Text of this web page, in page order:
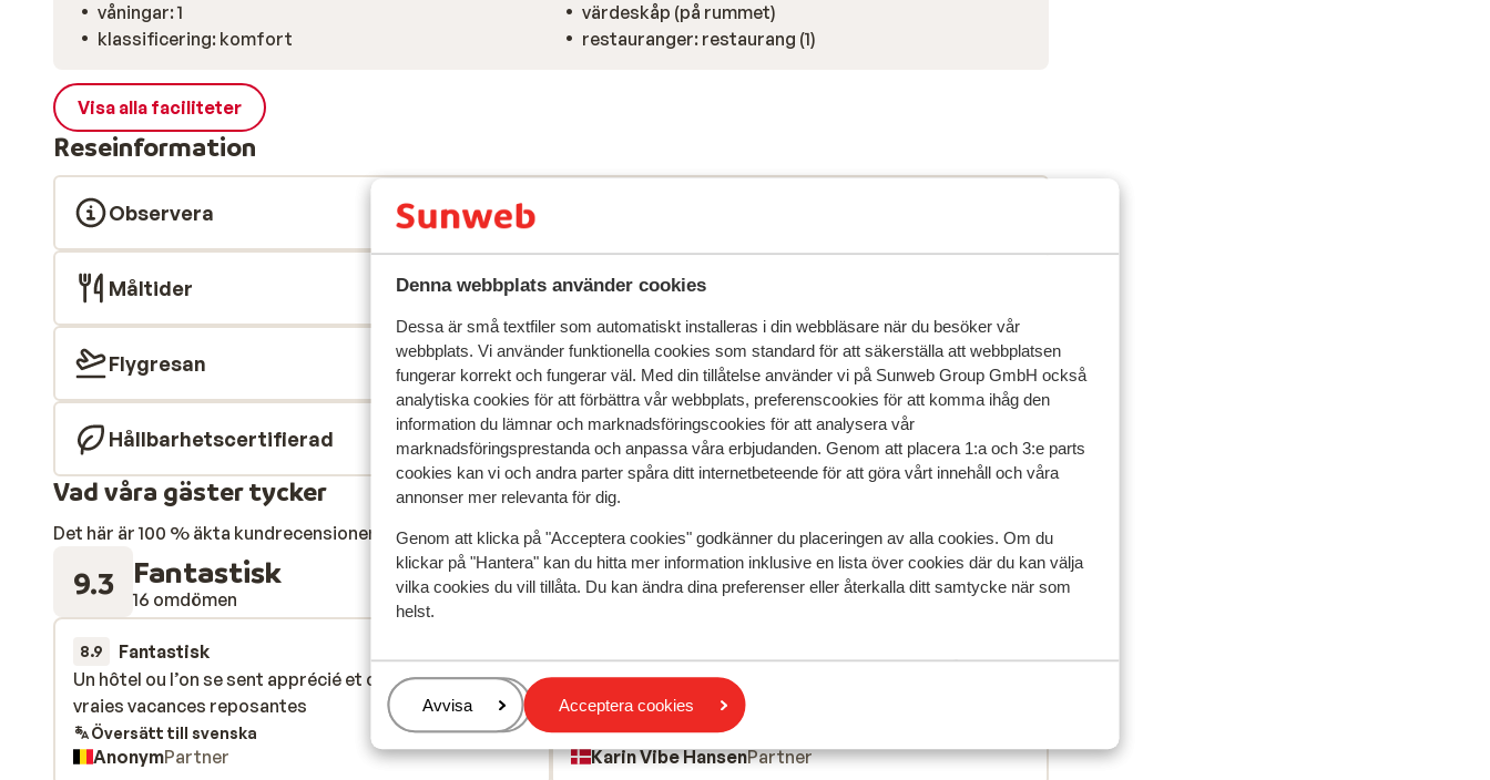
Denna webbplats använder cookies
Dessa är små textfiler som automatiskt installeras i din webbläsare när du besöker vår
webbplats. Vi använder funktionella cookies som standard för att säkerställa att webbplatsen
fungerar korrekt och fungerar väl. Med din tillåtelse använder vi på Sunweb Group GmbH också
analytiska cookies för att förbättra vår webbplats, preferenscookies för att komma ihåg den
information du lämnar och marknadsföringscookies för att analysera vår
marknadsföringsprestanda och anpassa våra erbjudanden. Genom att placera 1:a och 3:e parts
cookies kan vi och andra parter spåra ditt internetbeteende för att göra vårt innehåll och våra
annonser mer relevanta för dig.
Genom att klicka på "Acceptera cookies" godkänner du placeringen av alla cookies. Om du
klickar på "Hantera" kan du hitta mer information inklusive en lista över cookies där du kan välja
vilka cookies du vill tillåta. Du kan ändra dina preferenser eller återkalla ditt samtycke när som
helst.
Hantera
Avvisa Acceptera cookies
våningar: 1
klassificering: komfort
värdeskåp (på rummet)
restauranger: restaurang (1)
Visa alla faciliteter
Reseinformation
Observera
Måltider
Flygresan
Hållbarhetscertifierad
Vad våra gäster tycker
Det här är 100 % äkta kundrecensioner som verkligen speglar deras upplevelser av vår produkt. Mer om recensioner
9.3 Fantastisk
16 omdömen
8.9 Fantastisk
Un hôtel ou l’on se sent apprécié et chaleureux, de
vraies vacances reposantes
Un hôtel ou l’on se sent apprécié et chaleureux, de
vraies vacances reposantes
Översätt till svenska
AnonymPartner
Helt fantastisk personale /gæstfrihed . Der er focus
på ALT lige fra start til slut ??
Helt fantastisk personale /gæstfrihed . Der er focus
på ALT lige fra start til slut ??
Översätt till svenska
Karin Vibe HansenPartner